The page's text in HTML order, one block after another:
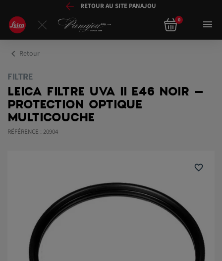
RETOUR AU SITE PANAJOU
0 
chevron_left Retour
FILTRE
LEICA FILTRE UVA II E46 NOIR –
PROTECTION OPTIQUE
MULTICOUCHE
RÉFÉRENCE : 20904
favorite_border